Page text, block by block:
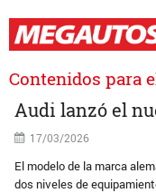
Contenidos para
Audi lanzó el
17/03/2026
El modelo de la marca
dos niveles de